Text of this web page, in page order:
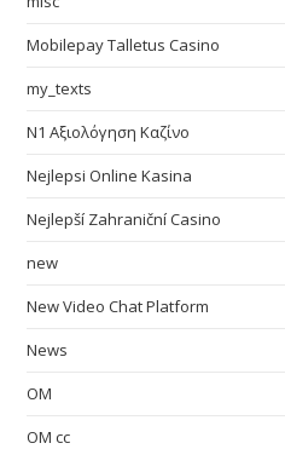
Mobilepay Talletus Casino
my_texts
N1 Αξιολόγηση Καζίνο
Nejlepsi Online Kasina
Nejlepší Zahraniční Casino
new
New Video Chat Platform
News
OM
OM cc